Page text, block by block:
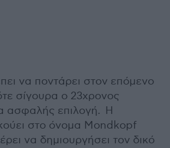
να ποντάρει στον επόμενο
σίγουρα ο 23χρονος
ασφαλής επιλογή. Η
στο όνομα Mondkopf
να δημιουργήσει τον δικό